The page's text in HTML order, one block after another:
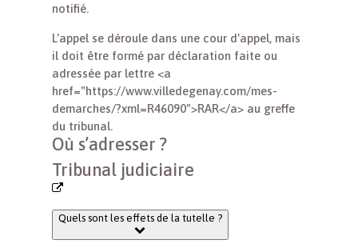
notifié.
L'appel se déroule dans une cour d'appel, mais
il doit être formé par déclaration faite ou
adressée par lettre <a
href="https://www.villedegenay.com/mes-
demarches/?xml=R46090">RAR</a> au greffe
du tribunal.
Où s’adresser ?
Tribunal judiciaire
Quels sont les effets de la tutelle ?